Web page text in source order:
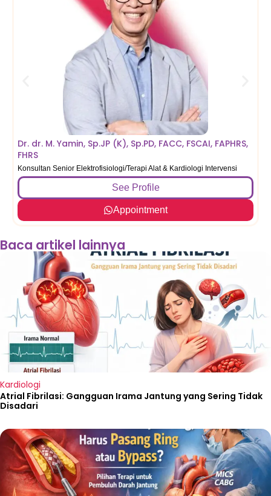
Dr. dr. M. Yamin, Sp.JP (K), Sp.PD, FACC, FSCAI, FAPHRS,
FHRS
Konsultan Senior Elektrofisiologi/Terapi Alat & Kardiologi Intervensi
See Profile
Appointment
Baca artikel lainnya
Kardiologi
Atrial Fibrilasi: Gangguan Irama Jantung yang Sering Tidak
Disadari